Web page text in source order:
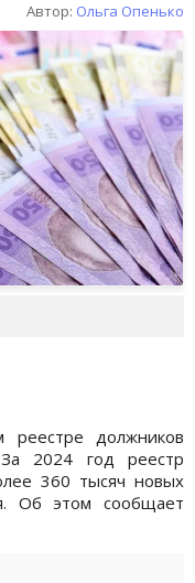
Автор: Ольга Опенько
должников
2024 год реестр
360 тысяч новых
Об этом сообщает